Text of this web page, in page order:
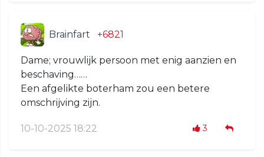
Brainfart +6821
Dame; vrouwlijk persoon met enig aanzien en
beschaving……
Een afgelikte boterham zou een betere
omschrijving zijn.
10-10-2025 18:22 3